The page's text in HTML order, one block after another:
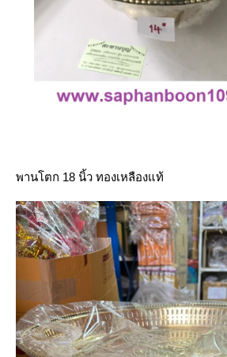
พานโตก 18 นิ้ว ทองเหลืองแท้